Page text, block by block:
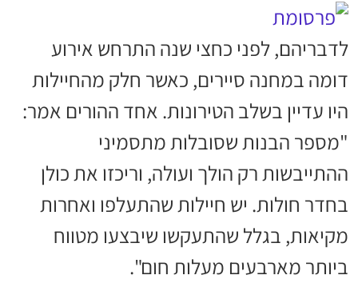
לדבריהם, לפני כחצי שנה התרחש אירוע
דומה במחנה סיירים, כאשר חלק מהחיילות
היו עדיין בשלב הטירונות. אחד ההורים אמר:
"מספר הבנות שסובלות מתסמיני
ההתייבשות רק הולך ועולה, וריכזו את כולן
בחדר חולות. יש חיילות שהתעלפו ואחרות
מקיאות, בגלל שהתעקשו שיבצעו מטווח
ביותר מארבעים מעלות חום".